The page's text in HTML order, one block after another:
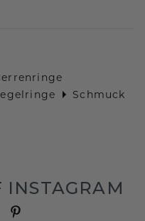
Schmuck
INSTAGRAM